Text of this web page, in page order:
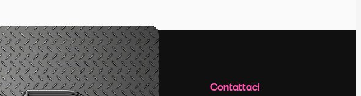
Inizia Azienda Contattaci